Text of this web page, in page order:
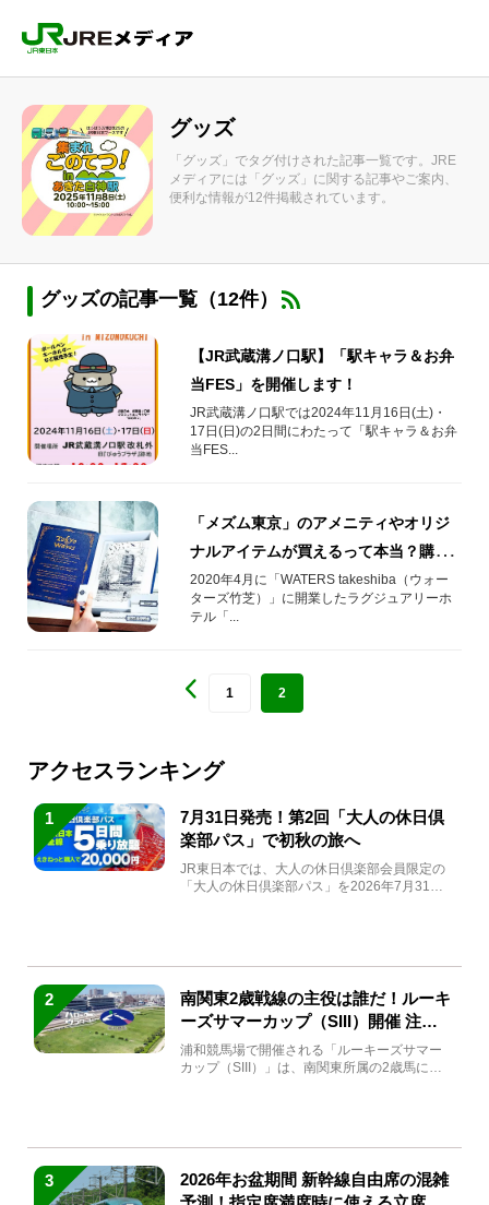
グッズ
「グッズ」でタグ付けされた記事一覧です。JRE
メディアには「グッズ」に関する記事やご案内、
便利な情報が12件掲載されています。
グッズの記事一覧（12件）
【JR武蔵溝ノ口駅】「駅キャラ＆お弁
当FES」を開催します！
JR武蔵溝ノ口駅では2024年11月16日(土)・
17日(日)の2日間にわたって「駅キャラ＆お弁
当FES...
「メズム東京」のアメニティやオリジ
ナルアイテムが買えるって本当？購入
方法を紹介！
2020年4月に「WATERS takeshiba（ウォー
ターズ竹芝）」に開業したラグジュアリーホ
テル「...
1 2
アクセスランキング
1
7月31日発売！第2回「大人の休日倶
楽部パス」で初秋の旅へ
JR東日本では、大人の休日倶楽部会員限定の
「大人の休日倶楽部パス」を2026年7月31日
2
南関東2歳戦線の主役は誰だ！ルーキ
ーズサマーカップ（SIII）開催 注目
馬と見どころをチェック
浦和競馬場で開催される「ルーキーズサマー
カップ（SIII）」は、南関東所属の2歳馬によ
3
2026年お盆期間 新幹線自由席の混雑